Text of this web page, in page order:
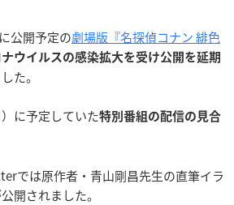
公開予定の劇場版『名探偵コナン 緋色
ウイルスの感染拡大を受け公開を延期
た。
に予定していた特別番組の配信の見合
では原作者・青山剛昌先生の直筆イラ
開されました。